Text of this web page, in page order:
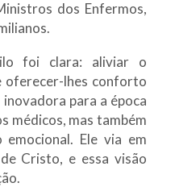
dos Enfermos,
foi clara: aliviar o
oferecer-lhes conforto
para a época
médicos, mas também
Ele via em
Cristo, e essa visão